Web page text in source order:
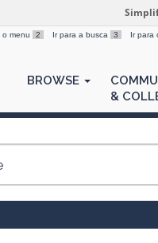
o menu 2 Ir para a busca 3 Ir para
BROWSE
&